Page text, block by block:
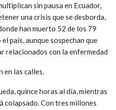
sin pausa en Ecuador,
una crisis que se desborda,
han muerto 52 de los 79
país, aunque sospechan que
relacionados con la enfermedad
en las calles.
quince horas al día, mientras
colapsado. Con tres millones